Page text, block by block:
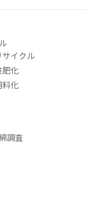
イクル
肥化
料化
調査